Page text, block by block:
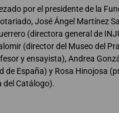
por el presidente de la
José Ángel Martínez
(directora general de
(director del Museo del
y ensayista), Andrea
de España) y Rosa Hinojosa
del Catálogo).